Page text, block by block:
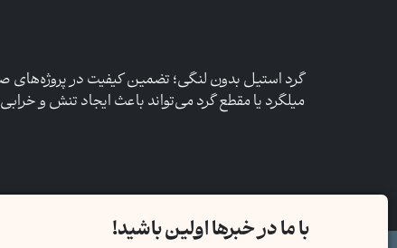
گرد استیل بدون لنگی؛ تضمین کیفیت در پروژه‌های
میلگرد یا مقطع گرد می‌تواند باعث ایجاد تنش و
با ما در خبرها اولین باشید!